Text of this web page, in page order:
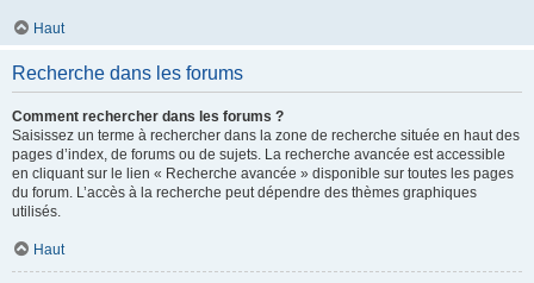
Haut
Recherche dans les forums
Comment rechercher dans les forums ?
Saisissez un terme à rechercher dans la zone de recherche située en haut des
pages d’index, de forums ou de sujets. La recherche avancée est accessible
en cliquant sur le lien « Recherche avancée » disponible sur toutes les pages
du forum. L’accès à la recherche peut dépendre des thèmes graphiques
utilisés.
Haut